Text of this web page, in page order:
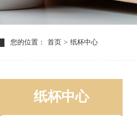
您的位置： 首页 > 纸杯中心
纸杯中心